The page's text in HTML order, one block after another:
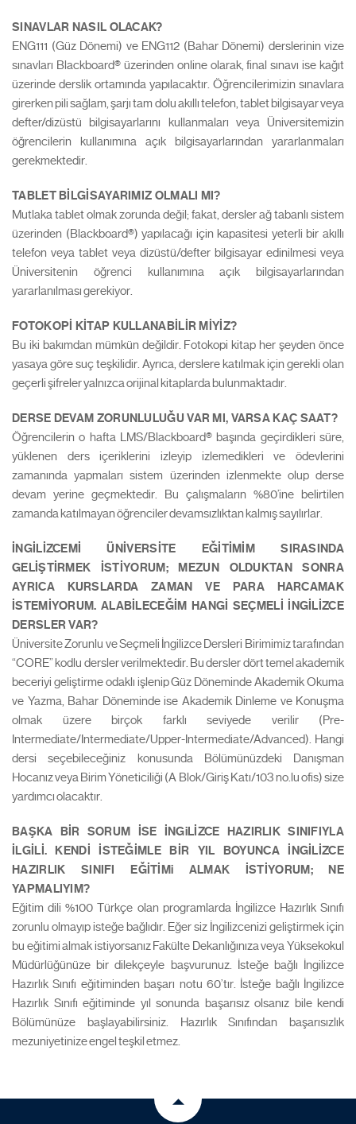
SINAVLAR NASIL OLACAK?
ENG111 (Güz Dönemi) ve ENG112 (Bahar Dönemi) derslerinin vize
sınavları Blackboard® üzerinden online olarak, final sınavı ise kağıt
üzerinde derslik ortamında yapılacaktır. Öğrencilerimizin sınavlara
girerken pili sağlam, şarjı tam dolu akıllı telefon, tablet bilgisayar veya
defter/dizüstü bilgisayarlarını kullanmaları veya Üniversitemizin
öğrencilerin kullanımına açık bilgisayarlarından yararlanmaları
gerekmektedir.
TABLET BİLGİSAYARIMIZ OLMALI MI?
Mutlaka tablet olmak zorunda değil; fakat, dersler ağ tabanlı sistem
üzerinden (Blackboard®) yapılacağı için kapasitesi yeterli bir akıllı
telefon veya tablet veya dizüstü/defter bilgisayar edinilmesi veya
Üniversitenin öğrenci kullanımına açık bilgisayarlarından
yararlanılması gerekiyor.
FOTOKOPİ KİTAP KULLANABİLİR MİYİZ?
Bu iki bakımdan mümkün değildir. Fotokopi kitap her şeyden önce
yasaya göre suç teşkilidir. Ayrıca, derslere katılmak için gerekli olan
geçerli şifreler yalnızca orijinal kitaplarda bulunmaktadır.
DERSE DEVAM ZORUNLULUĞU VAR MI, VARSA KAÇ SAAT?
Öğrencilerin o hafta LMS/Blackboard® başında geçirdikleri süre,
yüklenen ders içeriklerini izleyip izlemedikleri ve ödevlerini
zamanında yapmaları sistem üzerinden izlenmekte olup derse
devam yerine geçmektedir. Bu çalışmaların %80’ine belirtilen
zamanda katılmayan öğrenciler devamsızlıktan kalmış sayılırlar.
İNGİLİZCEMİ ÜNİVERSİTE EĞİTİMİM SIRASINDA
GELİŞTİRMEK İSTİYORUM; MEZUN OLDUKTAN SONRA
AYRICA KURSLARDA ZAMAN VE PARA HARCAMAK
İSTEMİYORUM. ALABİLECEĞİM HANGİ SEÇMELİ İNGİLİZCE
DERSLER VAR?
Üniversite Zorunlu ve Seçmeli İngilizce Dersleri Birimimiz tarafından
“CORE” kodlu dersler verilmektedir. Bu dersler dört temel akademik
beceriyi geliştirme odaklı işlenip Güz Döneminde Akademik Okuma
ve Yazma, Bahar Döneminde ise Akademik Dinleme ve Konuşma
olmak üzere birçok farklı seviyede verilir (Pre-
Intermediate/Intermediate/Upper-Intermediate/Advanced). Hangi
dersi seçebileceğiniz konusunda Bölümünüzdeki Danışman
Hocanız veya Birim Yöneticiliği (A Blok/Giriş Katı/103 no.lu ofis) size
yardımcı olacaktır.
BAŞKA BİR SORUM İSE İNGiLİZCE HAZIRLIK SINIFIYLA
İLGİLİ. KENDİ İSTEĞİMLE BİR YIL BOYUNCA İNGİLİZCE
HAZIRLIK SINIFI EĞİTİMi ALMAK İSTİYORUM; NE
YAPMALIYIM?
Eğitim dili %100 Türkçe olan programlarda İngilizce Hazırlık Sınıfı
zorunlu olmayıp isteğe bağlıdır. Eğer siz İngilizcenizi geliştirmek için
bu eğitimi almak istiyorsanız Fakülte Dekanlığınıza veya Yüksekokul
Müdürlüğünüze bir dilekçeyle başvurunuz. İsteğe bağlı İngilizce
Hazırlık Sınıfı eğitiminden başarı notu 60’tır. İsteğe bağlı İngilizce
Hazırlık Sınıfı eğitiminde yıl sonunda başarısız olsanız bile kendi
Bölümünüze başlayabilirsiniz. Hazırlık Sınıfından başarısızlık
mezuniyetinize engel teşkil etmez.